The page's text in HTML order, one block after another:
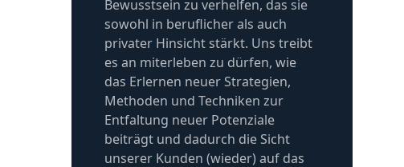
Bewusstsein zu verhelfen, das sie
sowohl in beruflicher als auch
privater Hinsicht stärkt. Uns treibt
es an miterleben zu dürfen, wie
das Erlernen neuer Strategien,
Methoden und Techniken zur
Entfaltung neuer Potenziale
beiträgt und dadurch die Sicht
unserer Kunden (wieder) auf das